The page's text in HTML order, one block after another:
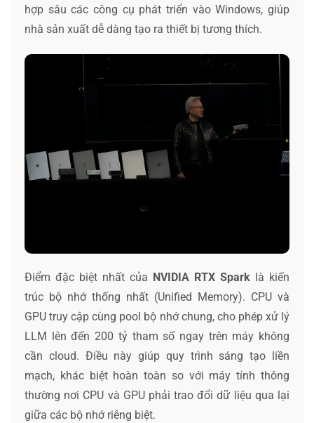
hợp sâu các công cụ phát triển vào Windows, giúp
nhà sản xuất dễ dàng tạo ra thiết bị tương thích.
Điểm đặc biệt nhất của NVIDIA RTX Spark là kiến
trúc bộ nhớ thống nhất (Unified Memory). CPU và
GPU truy cập cùng pool bộ nhớ chung, cho phép xử lý
LLM lên đến 200 tỷ tham số ngay trên máy không
cần cloud. Điều này giúp quy trình sáng tạo liền
mạch, khác biệt hoàn toàn so với máy tính thông
thường nơi CPU và GPU phải trao đổi dữ liệu qua lại
giữa các bộ nhớ riêng biệt.